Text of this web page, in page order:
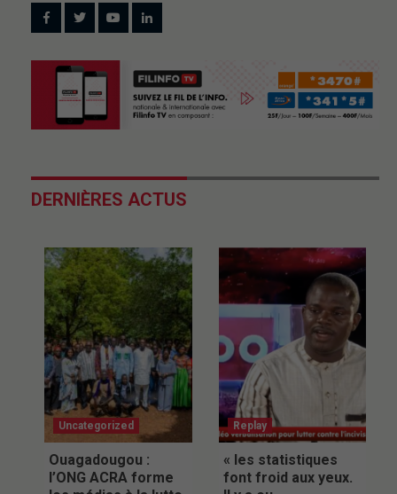
DERNIÈRES ACTUS
Uncategorized
Ouagadougou :
l’ONG ACRA forme
Replay
« les statistiques
font froid aux yeux.